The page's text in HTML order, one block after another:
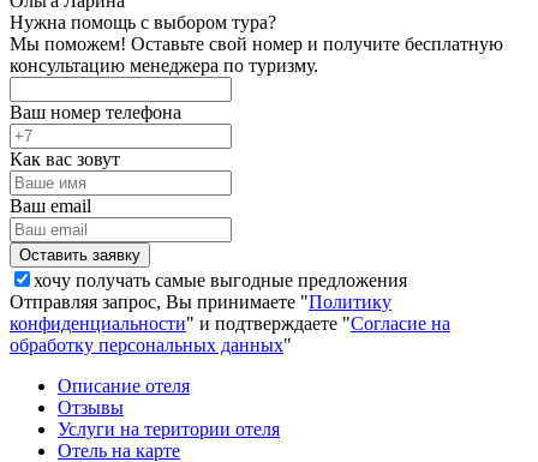
Нужна помощь с выбором тура?
Мы поможем! Оставьте свой номер и получите бесплатную
консультацию менеджера по туризму.
Ваш номер телефона
Как вас зовут
Ваш email
хочу получать самые выгодные предложения
Отправляя запрос, Вы принимаете "Политику
конфиденциальности" и подтверждаете "Согласие на
обработку персональных данных"
Описание отеля
Отзывы
Услуги на територии отеля
Отель на карте